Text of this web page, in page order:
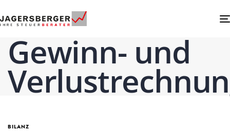
Gewinn- und
BILANZ